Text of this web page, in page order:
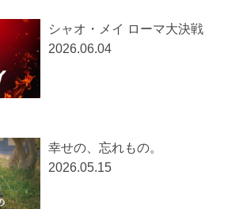
シャオ・メイ ローマ大決戦
2026.06.04
幸せの、忘れもの。
2026.05.15